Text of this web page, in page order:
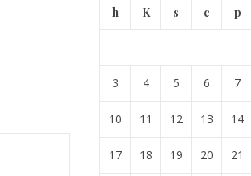
h K s c p
3 4 5 6 7
10 11 12 13 14
17 18 19 20 21